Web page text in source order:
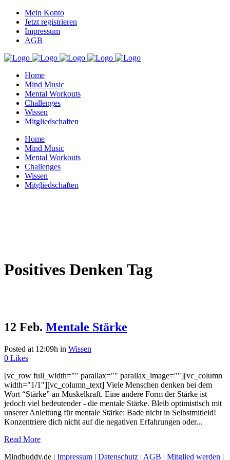
Mein Konto
Jetzt registrieren
Impressum
AGB
Home
Mind Music
Mental Workouts
Challenges
Wissen
Mitgliedschaften
Home
Mind Music
Mental Workouts
Challenges
Wissen
Mitgliedschaften
Positives Denken Tag
12 Feb. Mentale Stärke
Posted at 12:09h in Wissen
0 Likes
[vc_row full_width="" parallax="" parallax_image=""][vc_column
width="1/1"][vc_column_text] Viele Menschen denken bei dem
Wort “Stärke” an Muskelkraft. Eine andere Form der Stärke ist
jedoch viel bedeutender - die mentale Stärke. Bleib optimistisch mit
unserer Anleitung für mentale Stärke: Bade nicht in Selbstmitleid!
Konzentriere dich nicht auf die negativen Erfahrungen oder...
Read More
Mindbuddy.de | Impressum | Datenschutz | AGB | Mitglied werden |